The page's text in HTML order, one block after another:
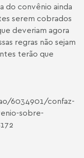
do convênio ainda
serem cobrados
deveriam agora
regras não sejam
terão que
6034901/confaz-
sobre-